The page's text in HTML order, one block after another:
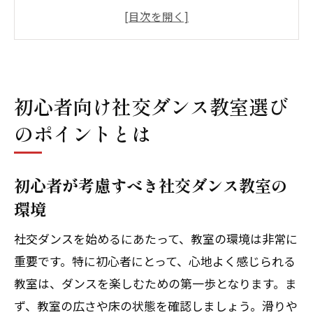
初めての社交ダンスに最適な教室の場所
社交ダンス教室のレッスンスケジュール
とペース
社交ダンス教室の費用とその価値の理解
社交ダンスで自己表現を楽しむための第一歩
社交ダンスで表現力を磨くための基本ス
テップ
初心者がリードとフォローを楽しむため
のアドバイス
初心者向け社交ダンス教室選び
のポイントとは
初心者が考慮すべき社交ダンス教室の
環境
社交ダンスを始めるにあたって、教室の環境は非常に
重要です。特に初心者にとって、心地よく感じられる
教室は、ダンスを楽しむための第一歩となります。ま
ず、教室の広さや床の状態を確認しましょう。滑りや